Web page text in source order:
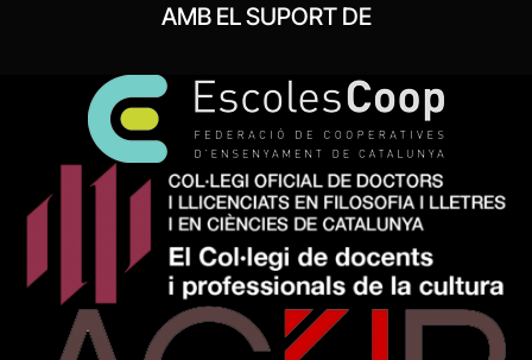
AMB EL SUPORT DE